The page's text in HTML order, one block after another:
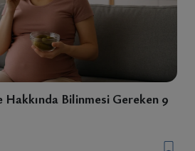
Bilinmesi Gereken 9